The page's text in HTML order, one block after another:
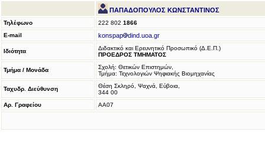
ΠΑΠΑΔΟΠΟΥΛΟΣ ΚΩΝΣΤΑΝΤΙΝΟΣ
Τηλέφωνο 222 802 1866
E-mail
konspap dind.uoa.gr
Ιδιότητα
Διδακτικό και Ερευνητικό Προσωπικό (Δ.Ε.Π.)
ΠΡΟΕΔΡΟΣ ΤΜΗΜΑΤΟΣ
Τμήμα / Μονάδα
Σχολή: Θετικών Επιστημών,
Τμήμα: Τεχνολογιών Ψηφιακής Βιομηχανίας
Ταχυδρ. Διεύθυνση
Θέση Σκληρό, Ψαχνά, Εύβοια,
344 00
Αρ. Γραφείου
ΑΑ07